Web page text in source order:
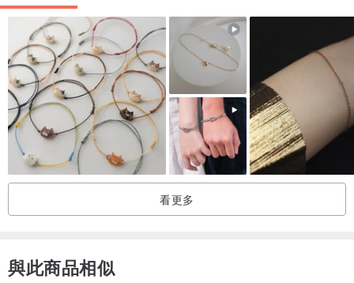
看更多
與此商品相似